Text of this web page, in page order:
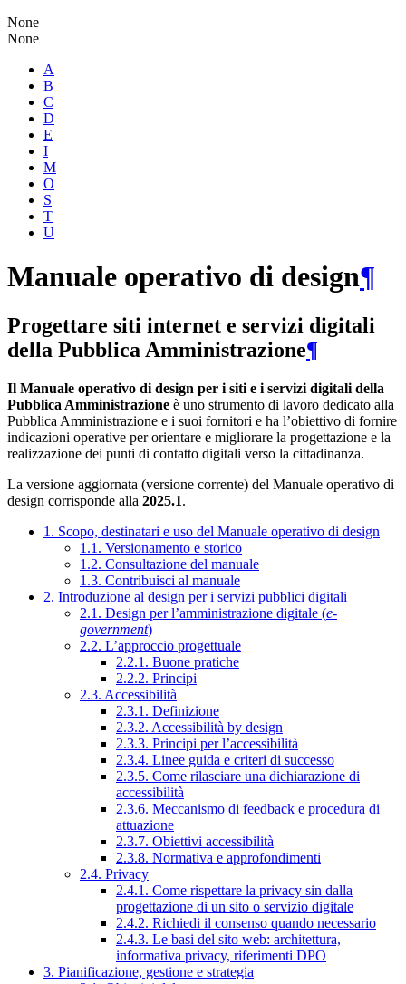
None
None
A
B
C
D
E
I
M
O
S
T
U
Manuale operativo di design¶
Progettare siti internet e servizi digitali
della Pubblica Amministrazione¶
Il Manuale operativo di design per i siti e i servizi digitali della
Pubblica Amministrazione è uno strumento di lavoro dedicato alla
Pubblica Amministrazione e i suoi fornitori e ha l’obiettivo di fornire
indicazioni operative per orientare e migliorare la progettazione e la
realizzazione dei punti di contatto digitali verso la cittadinanza.
La versione aggiornata (versione corrente) del Manuale operativo di
design corrisponde alla 2025.1.
1. Scopo, destinatari e uso del Manuale operativo di design
1.1. Versionamento e storico
1.2. Consultazione del manuale
1.3. Contribuisci al manuale
2. Introduzione al design per i servizi pubblici digitali
2.1. Design per l’amministrazione digitale (e-
government)
2.2. L’approccio progettuale
2.2.1. Buone pratiche
2.2.2. Principi
2.3. Accessibilità
2.3.1. Definizione
2.3.2. Accessibilità by design
2.3.3. Principi per l’accessibilità
2.3.4. Linee guida e criteri di successo
2.3.5. Come rilasciare una dichiarazione di
accessibilità
2.3.6. Meccanismo di feedback e procedura di
attuazione
2.3.7. Obiettivi accessibilità
2.3.8. Normativa e approfondimenti
2.4. Privacy
2.4.1. Come rispettare la privacy sin dalla
progettazione di un sito o servizio digitale
2.4.2. Richiedi il consenso quando necessario
2.4.3. Le basi del sito web: architettura,
informativa privacy, riferimenti DPO
3. Pianificazione, gestione e strategia